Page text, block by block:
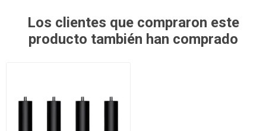
Los clientes que compraron este
producto también han comprado